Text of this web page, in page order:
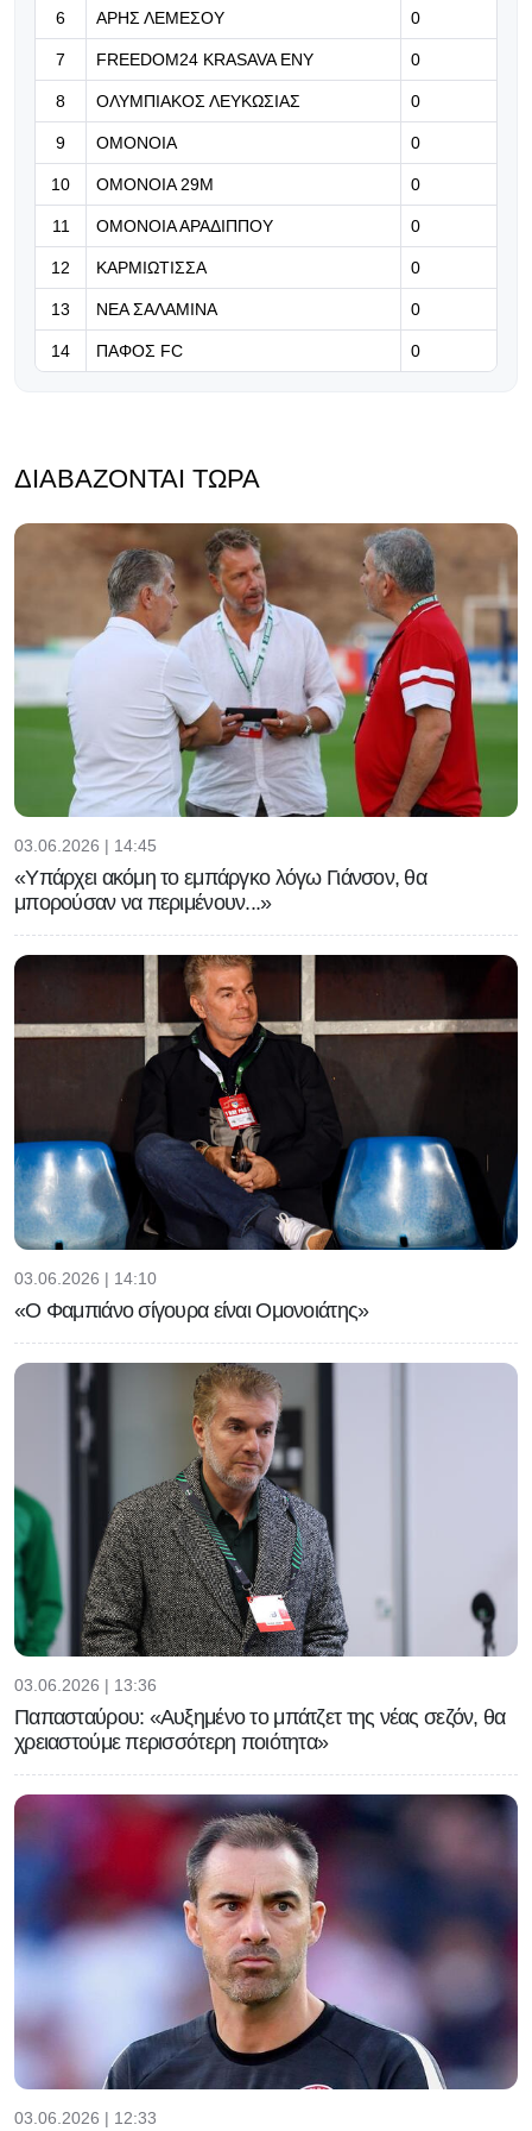
«Δεν ήταν εύκολος ο δρόμος της
επιστροφής - Καλώς επέστρεψε
Ρόνι» (Βίντεο)
07.08.2026 | 21:24
Βραβείο ΑΝΘΡΩΠΙΑΣ για τον Τάσο
Χατζηγιοβάννη
6 ΑΡΗΣ ΛΕΜΕΣΟΥ 0
7 FREEDOM24 KRASAVA ΕΝΥ 0
8 ΟΛΥΜΠΙΑΚΟΣ ΛΕΥΚΩΣΙΑΣ 0
9 ΟΜΟΝΟΙΑ 0
10 ΟΜΟΝΟΙΑ 29Μ 0
11 ΟΜΟΝΟΙΑ ΑΡΑΔΙΠΠΟΥ 0
12 ΚΑΡΜΙΩΤΙΣΣΑ 0
13 ΝΕΑ ΣΑΛΑΜΙΝΑ 0
14 ΠΑΦΟΣ FC 0
ΔΙΑΒΆΖΟΝΤΑΙ ΤΏΡΑ
03.06.2026 | 14:45
«Υπάρχει ακόμη το εμπάργκο λόγω Γιάνσον, θα
μπορούσαν να περιμένουν...»
03.06.2026 | 14:10
«Ο Φαμπιάνο σίγουρα είναι Ομονοιάτης»
03.06.2026 | 13:36
Παπασταύρου: «Αυξημένο το μπάτζετ της νέας σεζόν, θα
χρειαστούμε περισσότερη ποιότητα»
03.06.2026 | 12:33